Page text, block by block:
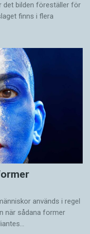
det bilden föreställer för
finns i flera
används i regel
när sådana ­former